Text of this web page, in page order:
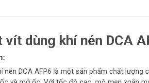
vít dùng khí nén DCA
nén DCA AFP6 là một sản phẩm chất